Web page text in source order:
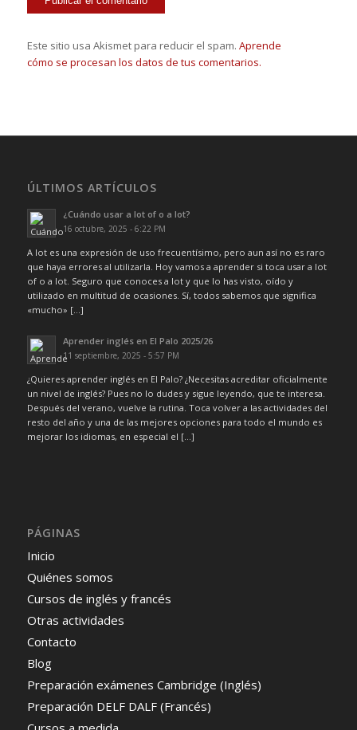
Este sitio usa Akismet para reducir el spam. Aprende
cómo se procesan los datos de tus comentarios.
ÚLTIMOS ARTÍCULOS
¿Cuándo usar a lot of o a lot?
16 octubre, 2025 - 6:22 PM
A lot es una expresión de uso frecuentísimo, pero aun así no es raro
que haya errores al utilizarla. Hoy vamos a aprender si toca usar a lot
of o a lot. Seguro que conoces a lot y que lo has visto, oído y
utilizado en multitud de ocasiones. Sí, todos sabemos que significa
«mucho» […]
Aprender inglés en El Palo 2025/26
11 septiembre, 2025 - 5:57 PM
¿Quieres aprender inglés en El Palo? ¿Necesitas acreditar oficialmente
un nivel de inglés? Pues no lo dudes y sigue leyendo, que te interesa.
Después del verano, vuelve la rutina. Toca volver a las actividades del
resto del año y una de las mejores opciones para todo el mundo es
mejorar los idiomas, en especial el […]
PÁGINAS
Inicio
Quiénes somos
Cursos de inglés y francés
Otras actividades
Contacto
Blog
Preparación exámenes Cambridge (Inglés)
Preparación DELF DALF (Francés)